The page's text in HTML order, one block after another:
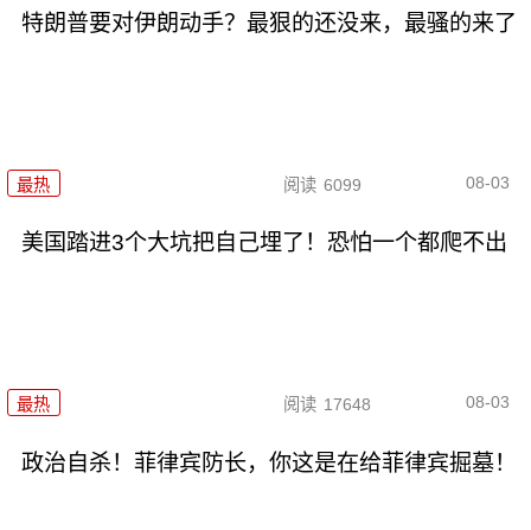
特朗普要对伊朗动手？最狠的还没来，最骚的来了
最热 阅读 6099 08-03
美国踏进3个大坑把自己埋了！恐怕一个都爬不出
最热 阅读 17648 08-03
政治自杀！菲律宾防长，你这是在给菲律宾掘墓！